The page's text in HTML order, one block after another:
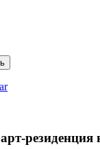
резиденция